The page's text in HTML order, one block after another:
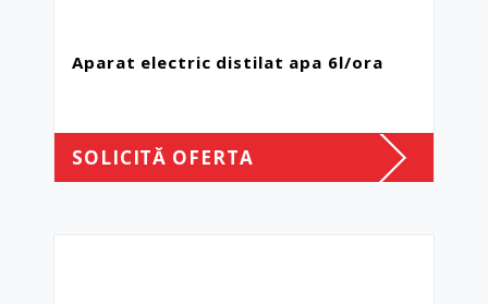
Aparat electric distilat apa 6l/ora
SOLICITĂ OFERTA